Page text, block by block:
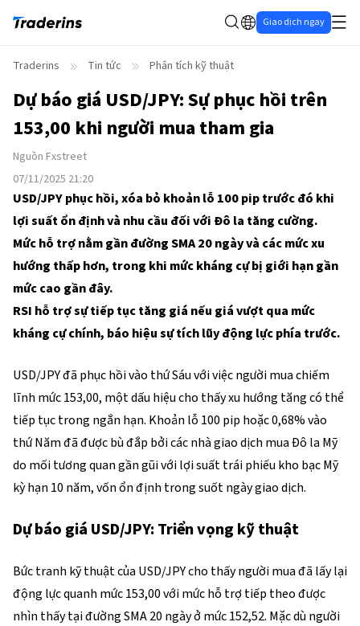
Giao dịch ngay
Traderins Tin tức Phân tích kỹ thuật
Dự báo giá USD/JPY: Sự phục hồi trên
153,00 khi người mua tham gia
Nguồn Fxstreet
07/11/2025 21:20
USD/JPY phục hồi, xóa bỏ khoản lỗ 100 pip trước đó khi
lợi suất ổn định và nhu cầu đối với Đô la tăng cường.
Mức hỗ trợ nằm gần đường SMA 20 ngày và các mức xu
hướng thấp hơn, trong khi mức kháng cự bị giới hạn gần
mức cao gần đây.
RSI hỗ trợ sự tiếp tục tăng giá nếu giá vượt qua mức
kháng cự chính, báo hiệu sự tích lũy động lực phía trước.
USD/JPY đã phục hồi vào thứ Sáu với việc người mua chiếm
lĩnh mức 153,00, một dấu hiệu cho thấy xu hướng tăng có thể
tiếp tục trong ngắn hạn. Khoản lỗ 100 pip hoặc 0,68% vào
thứ Năm đã được bù đắp bởi các nhà giao dịch mua Đô la Mỹ
do mối tương quan gần gũi với lợi suất trái phiếu kho bạc Mỹ
kỳ hạn 10 năm, vốn ổn định trong suốt ngày giao dịch.
Dự báo giá USD/JPY: Triển vọng kỹ thuật
Bức tranh kỹ thuật của USD/JPY cho thấy người mua đã lấy lại
động lực quanh mức 153,00 với mức hỗ trợ tiếp theo được
nhìn thấy tại đường SMA 20 ngày ở mức 152,52. Mặc dù người